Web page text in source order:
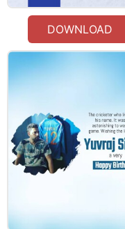
DOWNLOAD